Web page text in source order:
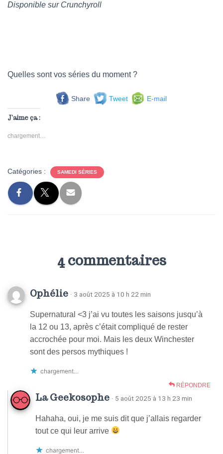
Disponible sur Crunchyroll
Quelles sont vos séries du moment ?
Share Tweet E-mail
J’aime ça :
chargement…
Catégories : SAMEDI SÉRIES
4 commentaires
Ophélie · 3 août 2025 à 10 h 22 min
Supernatural <3 j’ai vu toutes les saisons jusqu’à
la 12 ou 13, après c’était compliqué de rester
accrochée pour moi. Mais les deux Winchester
sont des persos mythiques !
chargement…
RÉPONDRE
La Geekosophe · 5 août 2025 à 13 h 23 min
Hahaha, oui, je me suis dit que j’allais regarder
tout ce qui leur arrive
chargement…